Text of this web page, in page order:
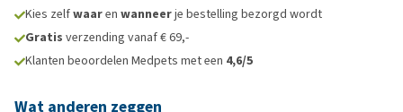
Kies zelfwaaren wanneerje bestelling bezorgd wordt
Gratis verzending vanaf € 69,-
Klanten beoordelen Medpets met een 4,6/5
Wat anderen zeggen